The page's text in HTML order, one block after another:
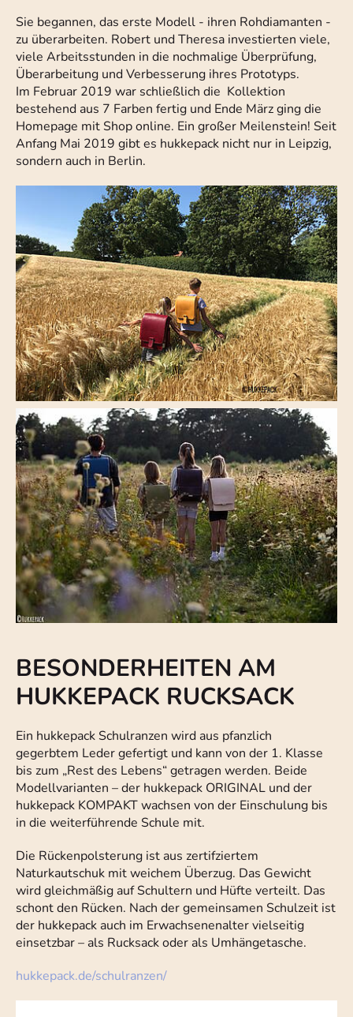
Sie begannen, das erste Modell - ihren Rohdiamanten -
zu überarbeiten. Robert und Theresa investierten viele,
viele Arbeitsstunden in die nochmalige Überprüfung,
Überarbeitung und Verbesserung ihres Prototyps.
Im Februar 2019 war schließlich die Kollektion
bestehend aus 7 Farben fertig und Ende März ging die
Homepage mit Shop online. Ein großer Meilenstein! Seit
Anfang Mai 2019 gibt es hukkepack nicht nur in Leipzig,
sondern auch in Berlin.
BESONDERHEITEN AM
HUKKEPACK RUCKSACK
Ein hukkepack Schulranzen wird aus pfanzlich
gegerbtem Leder gefertigt und kann von der 1. Klasse
bis zum „Rest des Lebens“ getragen werden. Beide
Modellvarianten – der hukkepack ORIGINAL und der
hukkepack KOMPAKT wachsen von der Einschulung bis
in die weiterführende Schule mit.
Die Rückenpolsterung ist aus zertifziertem
Naturkautschuk mit weichem Überzug. Das Gewicht
wird gleichmäßig auf Schultern und Hüfte verteilt. Das
schont den Rücken. Nach der gemeinsamen Schulzeit ist
der hukkepack auch im Erwachsenenalter vielseitig
einsetzbar – als Rucksack oder als Umhängetasche.
hukkepack.de/schulranzen/